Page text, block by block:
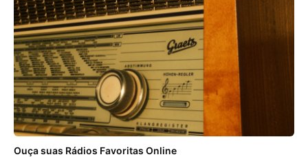
Ouça suas Rádios Favoritas Online